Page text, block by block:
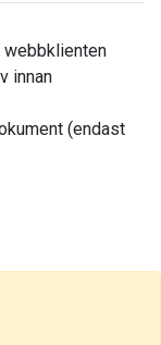
webbklienten
innan
(endast